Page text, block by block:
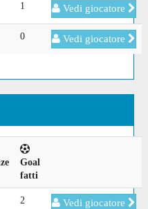
1 Vedi giocatore
0 Vedi giocatore
Goal
fatti
2 Vedi giocatore